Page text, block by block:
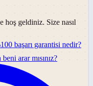
hoş geldiniz. Size nasıl
başarı garantisi nedir?
arar mısınız?